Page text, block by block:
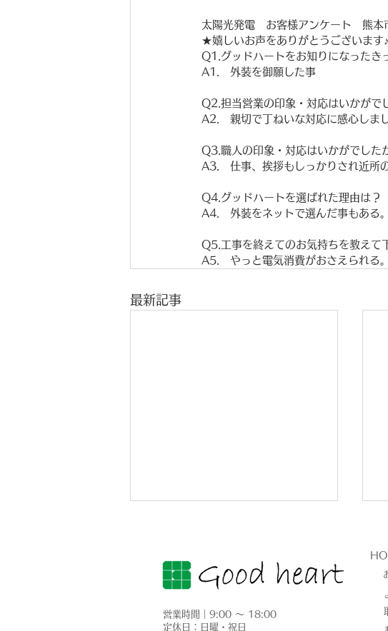
太陽光発電　お客様アンケート　熊
★嬉しいお声をありがとうございま
Q1.グッドハートをお知りになったき
A1.　外装を御願した事
Q2.担当営業の印象・対応はいかがで
A2.　親切で丁ねいな対応に感心しま
Q3.職人の印象・対応はいかがでした
A3.　仕事、挨拶もしっかりされ近所
Q4.グッドハートを選ばれた理由は？
A4.　外装をネットで選んだ事もある。
Q5.工事を終えてのお気持ちを教えて
A5.　やっと電気消費がおさえられる
最新記事
営業時間｜9:00 ～ 18:00
定休日：日曜・祝日